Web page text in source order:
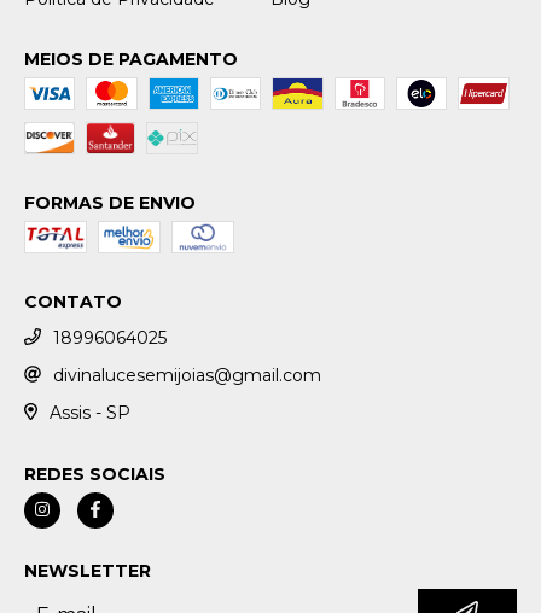
MEIOS DE PAGAMENTO
FORMAS DE ENVIO
CONTATO
18996064025
divinalucesemijoias@gmail.com
Assis - SP
REDES SOCIAIS
NEWSLETTER